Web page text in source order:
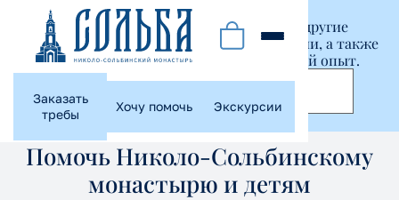
Заказать
требы
Хочу помочь Экскурсии
Помочь Николо-Сольбинскому
монастырю и детям
Этот сайт использует куки-файлы и другие
технологии, чтобы помочь вам в навигации, а также
предоставить лучший пользовательский опыт.